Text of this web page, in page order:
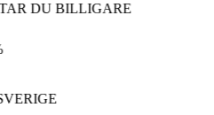
DU BILLIGARE